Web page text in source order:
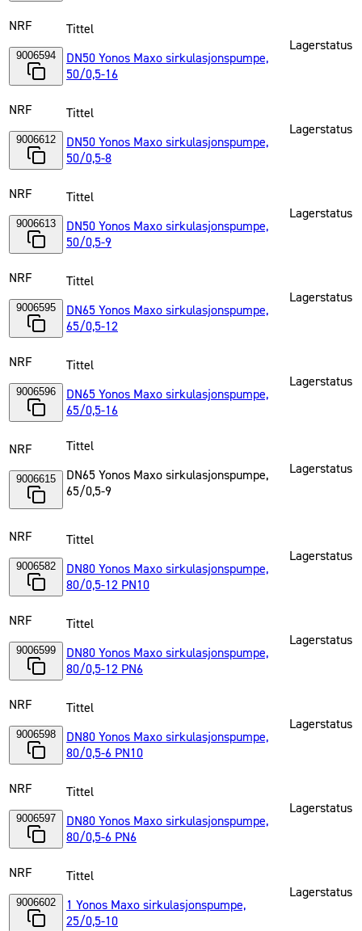
NRF
9006594
Tittel
DN50 Yonos Maxo sirkulasjonspumpe,
50/0,5-16
Lagerstatus
NRF
9006612
Tittel
DN50 Yonos Maxo sirkulasjonspumpe,
50/0,5-8
Lagerstatus
NRF
9006613
Tittel
DN50 Yonos Maxo sirkulasjonspumpe,
50/0,5-9
Lagerstatus
NRF
9006595
Tittel
DN65 Yonos Maxo sirkulasjonspumpe,
65/0,5-12
Lagerstatus
NRF
9006596
Tittel
DN65 Yonos Maxo sirkulasjonspumpe,
65/0,5-16
Lagerstatus
NRF
9006615
Tittel
DN65 Yonos Maxo sirkulasjonspumpe,
65/0,5-9
Lagerstatus
NRF
9006582
Tittel
DN80 Yonos Maxo sirkulasjonspumpe,
80/0,5-12 PN10
Lagerstatus
NRF
9006599
Tittel
DN80 Yonos Maxo sirkulasjonspumpe,
80/0,5-12 PN6
Lagerstatus
NRF
9006598
Tittel
DN80 Yonos Maxo sirkulasjonspumpe,
80/0,5-6 PN10
Lagerstatus
NRF
9006597
Tittel
DN80 Yonos Maxo sirkulasjonspumpe,
80/0,5-6 PN6
Lagerstatus
NRF
9006602
Tittel
1 Yonos Maxo sirkulasjonspumpe,
25/0,5-10
Lagerstatus